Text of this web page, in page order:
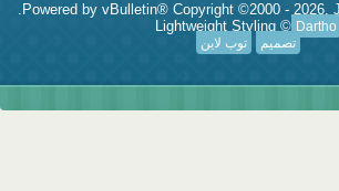
Powered by vBulletin® Copyright ©2000 - 2026,
Lightweight Styling © Dartho
تصميم
توب لاين